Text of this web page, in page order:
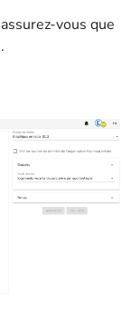
vous que